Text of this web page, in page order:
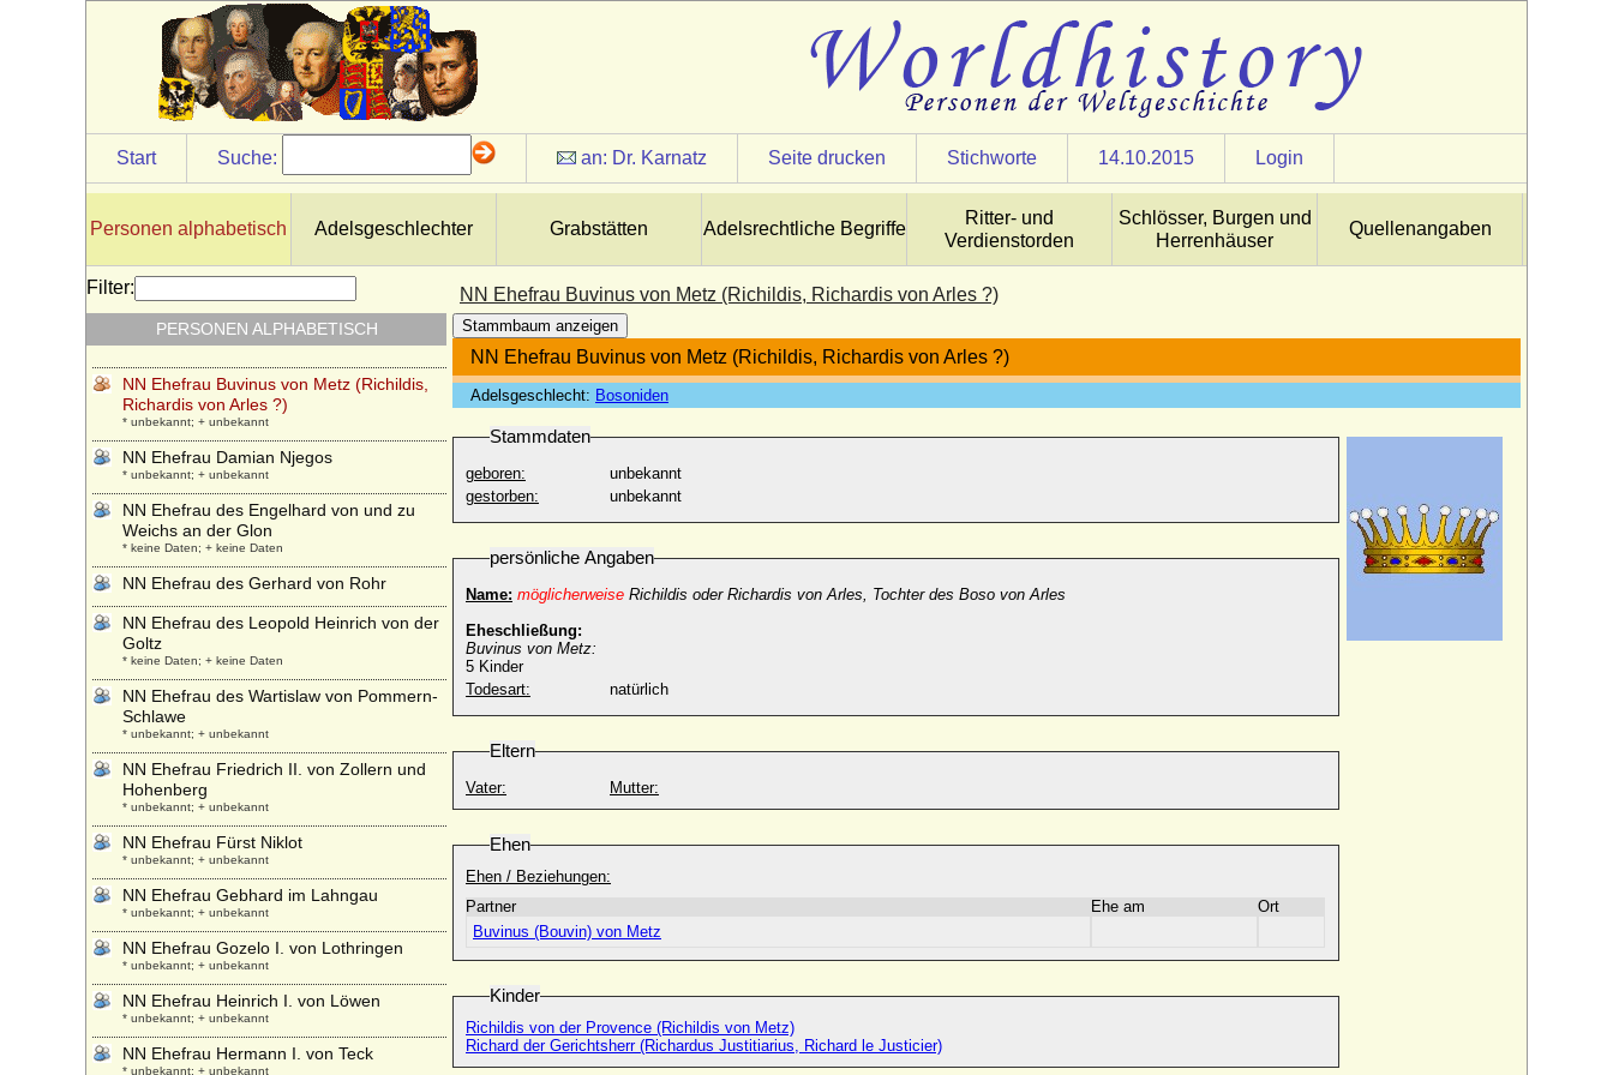
Start Suche: an: Dr. Karnatz Seite drucken Stichworte 14.10.2015 Login
Personen alphabetisch Adelsgeschlechter Grabstätten Adelsrechtliche Begriffe
Ritter- und
Verdienstorden
Schlösser, Burgen und
Herrenhäuser
Quellenangaben
NN Ehefrau Buvinus von Metz (Richildis, Richardis von Arles ?)
Stammbaum anzeigen
NN Ehefrau Buvinus von Metz (Richildis, Richardis von Arles ?)
Adelsgeschlecht: Bosoniden
Stammdaten
geboren:
unbekannt
gestorben:
unbekannt
persönliche Angaben
Name: möglicherweise Richildis oder Richardis von Arles, Tochter des Boso von Arles
Eheschließung:
Buvinus von Metz:
5 Kinder
Todesart:
natürlich
Eltern
Vater: Mutter:
Ehen
Ehen / Beziehungen:
Partner
Ehe am
Ort
Buvinus (Bouvin) von Metz
Kinder
Richildis von der Provence (Richildis von Metz)
Richard der Gerichtsherr (Richardus Justitiarius, Richard le Justicier)
Filter:
PERSONEN ALPHABETISCH
NN (wohl Heila von Bayern und Sachsen
* unbekannt; + unbekannt
NN Ehefrau Achim d.J. von Rohr
* keine Daten; + keine Daten
NN Ehefrau Archambault V. de Bourbon
* unbekannt; + unbekannt
* unbekannt; + unbekannt
NN Ehefrau Bezelins von Villingen
(Luitgard von Nellenburg ?)
* unbekannt; + unbekannt
NN Ehefrau Buvinus von Metz (Richildis,
Richardis von Arles ?)
* unbekannt; + unbekannt
NN Ehefrau Damian Njegos
* unbekannt; + unbekannt
NN Ehefrau des Engelhard von und zu
Weichs an der Glon
* keine Daten; + keine Daten
NN Ehefrau des Gerhard von Rohr
NN Ehefrau des Leopold Heinrich von der
Goltz
* keine Daten; + keine Daten
NN Ehefrau des Wartislaw von Pommern-
Schlawe
* unbekannt; + unbekannt
NN Ehefrau Friedrich II. von Zollern und
Hohenberg
* unbekannt; + unbekannt
NN Ehefrau Fürst Niklot
* unbekannt; + unbekannt
NN Ehefrau Gebhard im Lahngau
* unbekannt; + unbekannt
NN Ehefrau Gozelo I. von Lothringen
* unbekannt; + unbekannt
NN Ehefrau Heinrich I. von Löwen
* unbekannt; + unbekannt
NN Ehefrau Hermann I. von Teck
* unbekannt; + unbekannt